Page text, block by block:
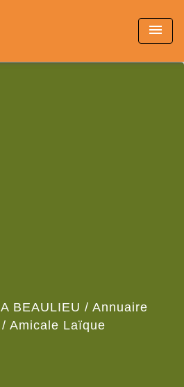
menu
BEAULIEU / Annuaire
/ Amicale Laïque